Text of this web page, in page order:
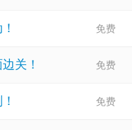
关！